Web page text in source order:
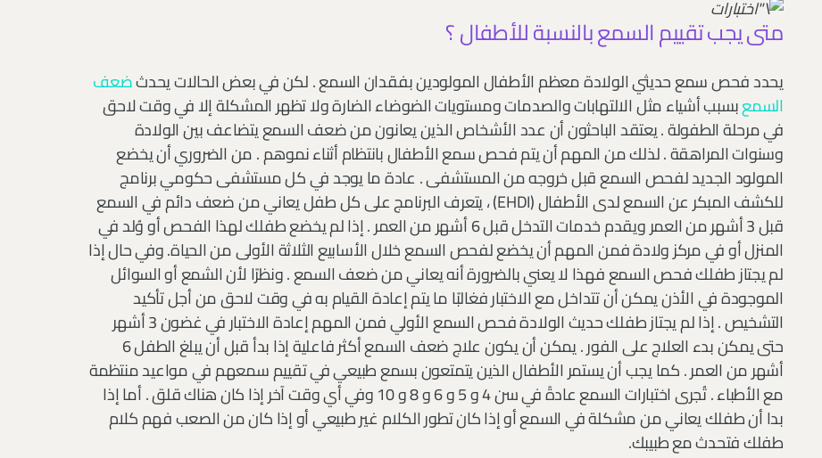
متى يجب تقييم السمع بالنسبة للأطفال ؟
يحدد فحص سمع حديثي الولادة معظم الأطفال المولودين بفقدان السمع . لكن في بعض الحالات يحدثضعف
السمعبسبب أشياء مثل الالتهابات والصدمات ومستويات الضوضاء الضارة ولا تظهر المشكلة إلا في وقت لاحق
في مرحلة الطفولة . يعتقد الباحثون أن عدد الأشخاص الذين يعانون من ضعف السمع يتضاعف بين الولادة
وسنوات المراهقة . لذلك من المهم أن يتم فحص سمع الأطفال بانتظام أثناء نموهم . من الضروري أن يخضع
المولود الجديد لفحص السمع قبل خروجه من المستشفى . عادة ما يوجد في كل مستشفى حكومي برنامج
للكشف المبكر عن السمع لدى الأطفال (EHDI) ، يتعرف البرنامج على كل طفل يعاني من ضعف دائم في السمع
قبل 3 أشهر من العمر ويقدم خدمات التدخل قبل 6 أشهر من العمر . إذا لم يخضع طفلك لهذا الفحص أو وُلد في
المنزل أو في مركز ولادة فمن المهم أن يخضع لفحص السمع خلال الأسابيع الثلاثة الأولى من الحياة. وفي حال إذا
لم يجتاز طفلك فحص السمع فهذا لا يعني بالضرورة أنه يعاني من ضعف السمع . ونظرًا لأن الشمع أو السوائل
الموجودة في الأذن يمكن أن تتداخل مع الاختبار فغالبًا ما يتم إعادة القيام به في وقت لاحق من أجل تأكيد
التشخيص . إذا لم يجتاز طفلك حديث الولادة فحص السمع الأولي فمن المهم إعادة الاختبار في غضون 3 أشهر
حتى يمكن بدء العلاج على الفور . يمكن أن يكون علاج ضعف السمع أكثر فاعلية إذا بدأ قبل أن يبلغ الطفل 6
أشهر من العمر . كما يجب أن يستمر الأطفال الذين يتمتعون بسمع طبيعي في تقييم سمعهم في مواعيد منتظمة
مع الأطباء . تُجرى اختبارات السمع عادةً في سن 4 و 5 و 6 و 8 و 10 وفي أي وقت آخر إذا كان هناك قلق . أما إذا
بدا أن طفلك يعاني من مشكلة في السمع أو إذا كان تطور الكلام غير طبيعي أو إذا كان من الصعب فهم كلام
طفلك فتحدث مع طبيبك.